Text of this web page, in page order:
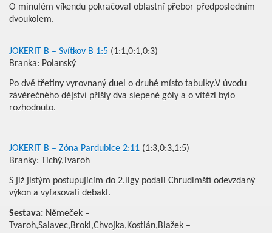
O minulém víkendu pokračoval oblastní přebor předposledním
dvoukolem.
JOKERIT B – Svítkov B 1:5 (1:1,0:1,0:3)
Branka: Polanský
Po dvě třetiny vyrovnaný duel o druhé místo tabulky.V úvodu
závěrečného dějství přišly dva slepené góly a o vítězi bylo
rozhodnuto.
JOKERIT B – Zóna Pardubice 2:11 (1:3,0:3,1:5)
Branky: Tichý,Tvaroh
S již jistým postupujícím do 2.ligy podali Chrudimští odevzdaný
výkon a vyfasovali debakl.
Sestava: Němeček –
Tvaroh,Salavec,Brokl,Chvojka,Kostlán,Blažek –